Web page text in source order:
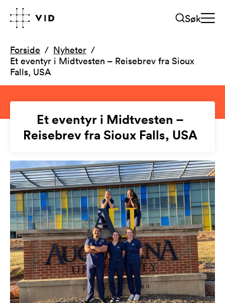
Søk
Forside
Nyheter
Et eventyr i Midtvesten – Reisebrev fra Sioux
Falls, USA
Et eventyr i Midtvesten –
Reisebrev fra Sioux Falls, USA